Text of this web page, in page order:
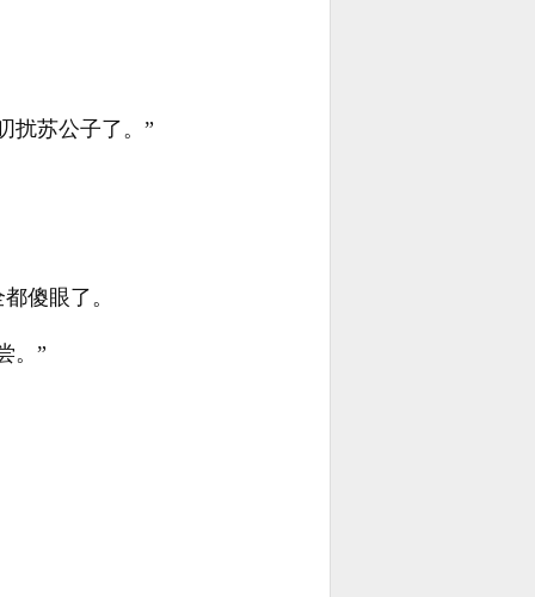
扰苏公子了。”
傻眼了。
。”